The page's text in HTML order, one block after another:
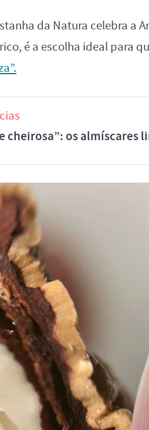
da Natura celebra a
é a escolha ideal para
cheirosa”: os almíscares